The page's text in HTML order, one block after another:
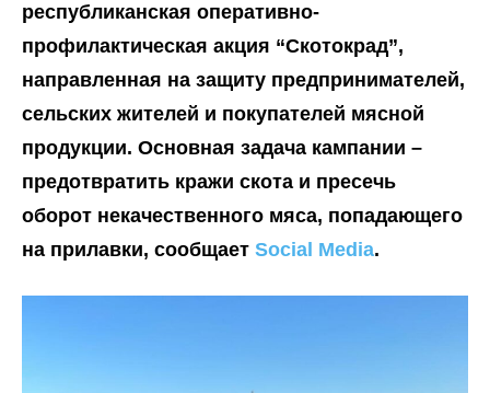
республиканская оперативно-
профилактическая акция “Скотокрад”,
направленная на защиту предпринимателей,
сельских жителей и покупателей мясной
продукции. Основная задача кампании –
предотвратить кражи скота и пресечь
оборот некачественного мяса, попадающего
на прилавки, сообщает Social Media.